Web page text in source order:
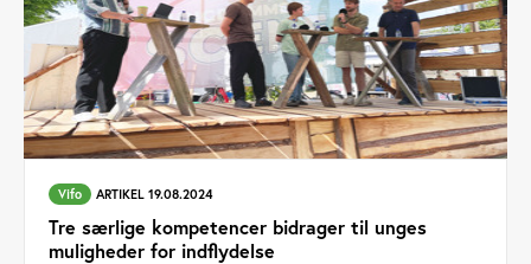
Vifo ARTIKEL 19.08.2024
Tre særlige kompetencer bidrager til unges
muligheder for indflydelse